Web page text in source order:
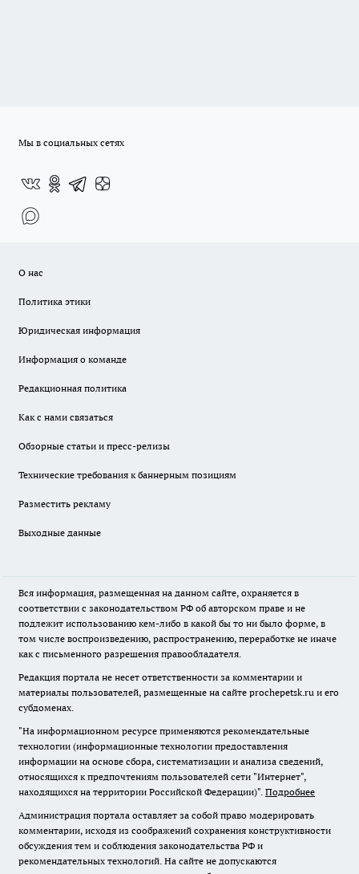
Мы в социальных сетях
О нас
Политика этики
Юридическая информация
Информация о команде
Редакционная политика
Как с нами связаться
Обзорные статьи и пресс-релизы
Технические требования к баннерным позициям
Разместить рекламу
Выходные данные
Вся информация, размещенная на данном сайте, охраняется в
соответствии с законодательством РФ об авторском праве и не
подлежит использованию кем-либо в какой бы то ни было форме, в
том числе воспроизведению, распространению, переработке не иначе
как с письменного разрешения правообладателя.
Редакция портала не несет ответственности за комментарии и
материалы пользователей, размещенные на сайте prochepetsk.ru и его
субдоменах.
"На информационном ресурсе применяются рекомендательные
технологии (информационные технологии предоставления
информации на основе сбора, систематизации и анализа сведений,
относящихся к предпочтениям пользователей сети "Интернет",
находящихся на территории Российской Федерации)". Подробнее
Администрация портала оставляет за собой право модерировать
комментарии, исходя из соображений сохранения конструктивности
обсуждения тем и соблюдения законодательства РФ и
рекомендательных технологий. На сайте не допускаются